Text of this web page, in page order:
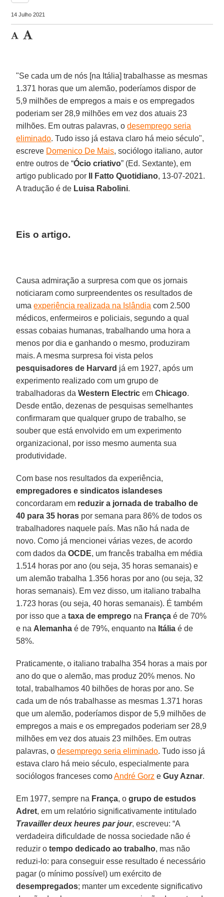
14 Julho 2021
"Se cada um de nós [na Itália] trabalhasse as mesmas
1.371 horas que um alemão, poderíamos dispor de
5,9 milhões de empregos a mais e os empregados
poderiam ser 28,9 milhões em vez dos atuais 23
milhões. Em outras palavras, odesemprego seria
eliminado. Tudo isso já estava claro há meio século",
escreve Domenico De Mais, sociólogo italiano, autor
entre outros de “Ócio criativo” (Ed. Sextante), em
artigo publicado por Il Fatto Quotidiano, 13-07-2021.
A tradução é de Luisa Rabolini.
Eis o artigo.
Causa admiração a surpresa com que os jornais
noticiaram como surpreendentes os resultados de
umaexperiência realizada na Islândia com 2.500
médicos, enfermeiros e policiais, segundo a qual
essas cobaias humanas, trabalhando uma hora a
menos por dia e ganhando o mesmo, produziram
mais. A mesma surpresa foi vista pelos
pesquisadores de Harvard já em 1927, após um
experimento realizado com um grupo de
trabalhadoras daWestern Electric emChicago.
Desde então, dezenas de pesquisas semelhantes
confirmaram que qualquer grupo de trabalho, se
souber que está envolvido em um experimento
organizacional, por isso mesmo aumenta sua
produtividade.
Com base nos resultados da experiência,
empregadores e sindicatos islandeses
concordaram em reduzir a jornada de trabalho de
40 para 35 horas por semana para 86% de todos os
trabalhadores naquele país. Mas não há nada de
novo. Como já mencionei várias vezes, de acordo
com dados daOCDE, um francês trabalha em média
1.514 horas por ano (ou seja, 35 horas semanais) e
um alemão trabalha 1.356 horas por ano (ou seja, 32
horas semanais). Em vez disso, um italiano trabalha
1.723 horas (ou seja, 40 horas semanais). É também
por isso que ataxa de emprego na França é de 70%
e na Alemanha é de 79%, enquanto na Itália é de
58%.
Praticamente, o italiano trabalha 354 horas a mais por
ano do que o alemão, mas produz 20% menos. No
total, trabalhamos 40 bilhões de horas por ano. Se
cada um de nós trabalhasse as mesmas 1.371 horas
que um alemão, poderíamos dispor de 5,9 milhões de
empregos a mais e os empregados poderiam ser 28,9
milhões em vez dos atuais 23 milhões. Em outras
palavras, odesemprego seria eliminado. Tudo isso já
estava claro há meio século, especialmente para
sociólogos franceses comoAndré Gorz eGuy Aznar.
Em 1977, sempre na França, ogrupo de estudos
Adret, em um relatório significativamente intitulado
Travailler deux heures par jour, escreveu: “A
verdadeira dificuldade de nossa sociedade não é
reduzir otempo dedicado ao trabalho, mas não
reduzi-lo: para conseguir esse resultado é necessário
pagar (o mínimo possível) um exército de
desempregados; manter um excedente significativo